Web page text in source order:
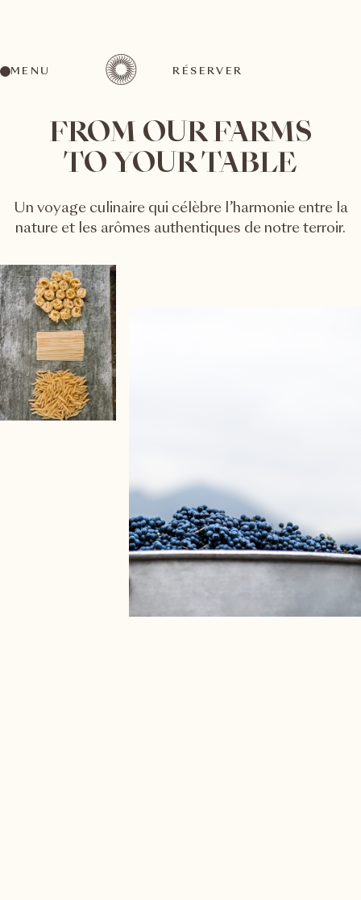
MENU RÉSERVER
FROM OUR FARMS
TO YOUR TABLE
Un voyage culinaire qui célèbre l’harmonie entre la
nature et les arômes authentiques de notre terroir.